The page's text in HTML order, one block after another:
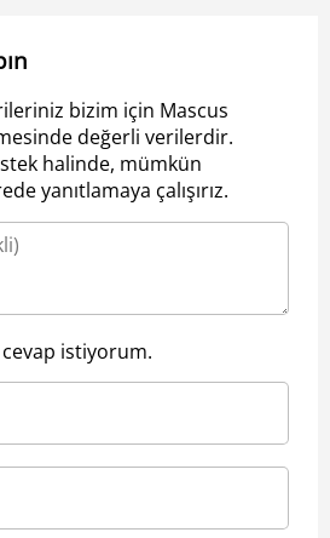
bizim için Mascus
değerli verilerdir.
halinde, mümkün
yanıtlamaya çalışırız.
istiyorum.